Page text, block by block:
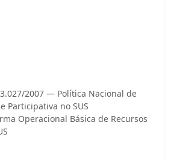
2007 — Política Nacional de
Participativa no SUS
Operacional Básica de Recursos